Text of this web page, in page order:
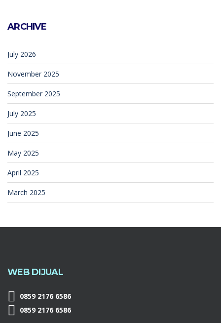
ARCHIVE
July 2026
November 2025
September 2025
July 2025
June 2025
May 2025
April 2025
March 2025
WEB DIJUAL
0859 2176 6586
0859 2176 6586